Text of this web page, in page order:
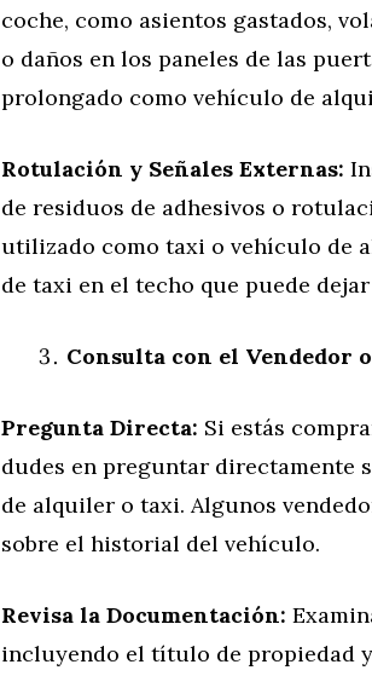
coche, como asientos gastados,
o daños en los paneles de las
prolongado como vehículo de
Rotulación y Señales Externas:
de residuos de adhesivos o
utilizado como taxi o vehículo de
de taxi en el techo que puede
Consulta con el Vendedor
Pregunta Directa: Si estás
dudes en preguntar directamente
de alquiler o taxi. Algunos
sobre el historial del vehículo.
Revisa la Documentación:
incluyendo el título de propiedad